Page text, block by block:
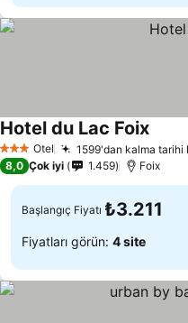
3 YıldızOtel 1599'dan kalma
Hotel du Lac Foix
8,0 Çok iyi 1.459 Foix
Başlangıç Fiyatı ₺3.211
Fiyatları görün: 4 site